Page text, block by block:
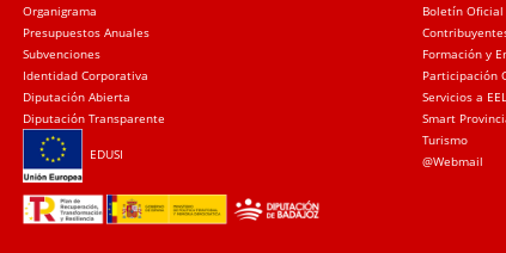
Organigrama
Presupuestos Anuales
Subvenciones
Identidad Corporativa
Diputación Abierta
Diputación Transparente
EDUSI
Boletín
Formación y
Participación
Servicios a
Smart
Turismo
@Webmail